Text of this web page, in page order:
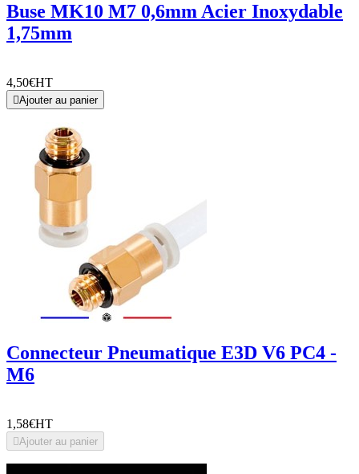
Buse MK10 M7 0,6mm Acier Inoxydable
1,75mm
4,50€HT
Ajouter au panier
Connecteur Pneumatique E3D V6 PC4 -
M6
1,58€HT
Ajouter au panier